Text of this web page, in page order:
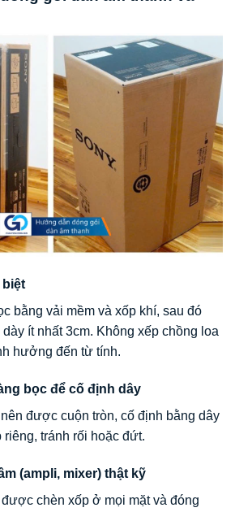
biệt
bằng vải mềm và xốp khí, sau đó
ít nhất 3cm. Không xếp chồng loa
hưởng đến từ tính.
bọc để cố định dây
được cuộn tròn, cố định bằng dây
riêng, tránh rối hoặc đứt.
(ampli, mixer) thật kỹ
chèn xốp ở mọi mặt và đóng